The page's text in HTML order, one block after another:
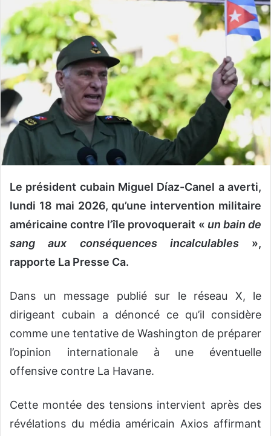
o
y
e
u
n
o
u
r
e
Le président cubain Miguel Díaz-Canel a averti,
lundi 18 mai 2026, qu’une intervention militaire
américaine contre l’île provoquerait « un bain de
sang aux conséquences incalculables »,
rapporte La Presse Ca.
Dans un message publié sur le réseau X, le
dirigeant cubain a dénoncé ce qu’il considère
comme une tentative de Washington de préparer
l’opinion internationale à une éventuelle
offensive contre La Havane.
Cette montée des tensions intervient après des
révélations du média américain Axios affirmant